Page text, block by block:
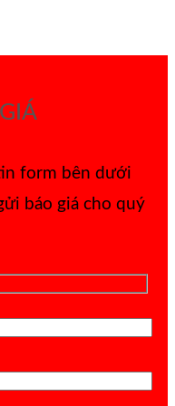
form bên dưới
báo giá cho quý